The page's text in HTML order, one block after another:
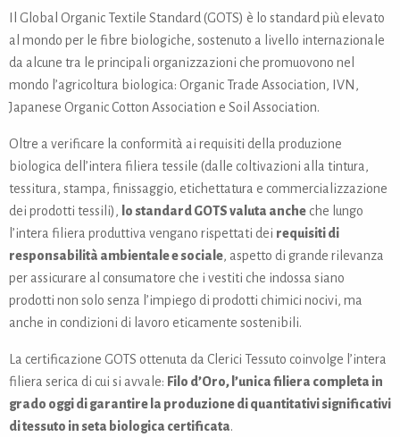
Il Global Organic Textile Standard (GOTS) è lo standard più elevato
al mondo per le fibre biologiche, sostenuto a livello internazionale
da alcune tra le principali organizzazioni che promuovono nel
mondo l’agricoltura biologica: Organic Trade Association, IVN,
Japanese Organic Cotton Association e Soil Association.
Oltre a verificare la conformità ai requisiti della produzione
biologica dell’intera filiera tessile (dalle coltivazioni alla tintura,
tessitura, stampa, finissaggio, etichettatura e commercializzazione
dei prodotti tessili), lo standard GOTS valuta anche che lungo
l’intera filiera produttiva vengano rispettati dei requisiti di
responsabilità ambientale e sociale, aspetto di grande rilevanza
per assicurare al consumatore che i vestiti che indossa siano
prodotti non solo senza l’impiego di prodotti chimici nocivi, ma
anche in condizioni di lavoro eticamente sostenibili.
La certificazione GOTS ottenuta da Clerici Tessuto coinvolge l’intera
filiera serica di cui si avvale: Filo d’Oro, l’unica filiera completa in
grado oggi di garantire la produzione di quantitativi significativi
di tessuto in seta biologica certificata.